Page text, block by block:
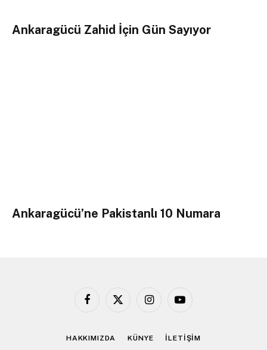
Ankaragücü Zahid İçin Gün Sayıyor
Ankaragücü’ne Pakistanlı 10 Numara
Facebook
X
InstagramYouTube
HAKKIMIZDA KÜNYE İLETİŞİM